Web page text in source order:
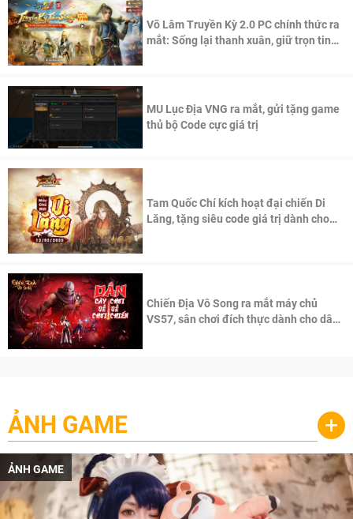
Võ Lâm Truyền Kỳ 2.0 PC chính thức ra
mắt: Sống lại thanh xuân, giữ trọn tinh
MU Lục Địa VNG ra mắt, gửi tặng game
thủ bộ Code cực giá trị
Tam Quốc Chí kích hoạt đại chiến Di
Lăng, tặng siêu code giá trị dành cho
Chiến Địa Vô Song ra mắt máy chủ
VS57, sân chơi đích thực dành cho dân
ẢNH GAME +
ẢNH GAME